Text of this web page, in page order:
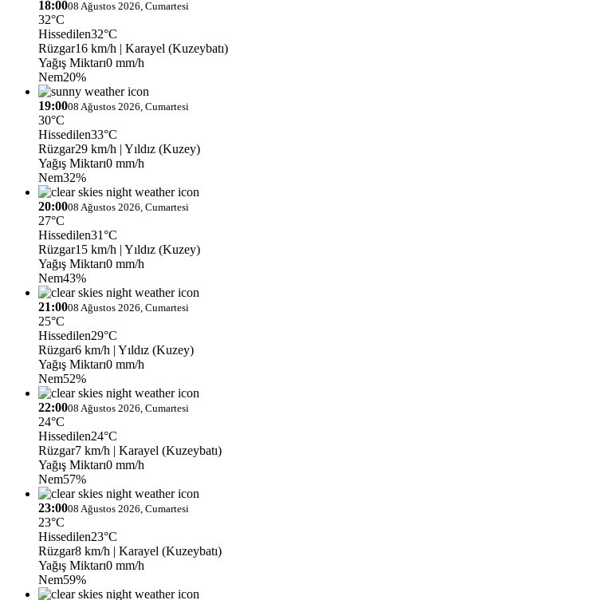
18:0008 Ağustos 2026, Cumartesi
32°C
Hissedilen32°C
Rüzgar16 km/h | Karayel (Kuzeybatı)
Yağış Miktarı0 mm/h
Nem20%
19:0008 Ağustos 2026, Cumartesi
30°C
Hissedilen33°C
Rüzgar29 km/h | Yıldız (Kuzey)
Yağış Miktarı0 mm/h
Nem32%
20:0008 Ağustos 2026, Cumartesi
27°C
Hissedilen31°C
Rüzgar15 km/h | Yıldız (Kuzey)
Yağış Miktarı0 mm/h
Nem43%
21:0008 Ağustos 2026, Cumartesi
25°C
Hissedilen29°C
Rüzgar6 km/h | Yıldız (Kuzey)
Yağış Miktarı0 mm/h
Nem52%
22:0008 Ağustos 2026, Cumartesi
24°C
Hissedilen24°C
Rüzgar7 km/h | Karayel (Kuzeybatı)
Yağış Miktarı0 mm/h
Nem57%
23:0008 Ağustos 2026, Cumartesi
23°C
Hissedilen23°C
Rüzgar8 km/h | Karayel (Kuzeybatı)
Yağış Miktarı0 mm/h
Nem59%